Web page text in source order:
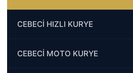
CEBECİ HIZLI KURYE
CEBECİ MOTO KURYE